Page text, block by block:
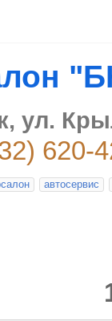
ул.
620-
автосервис